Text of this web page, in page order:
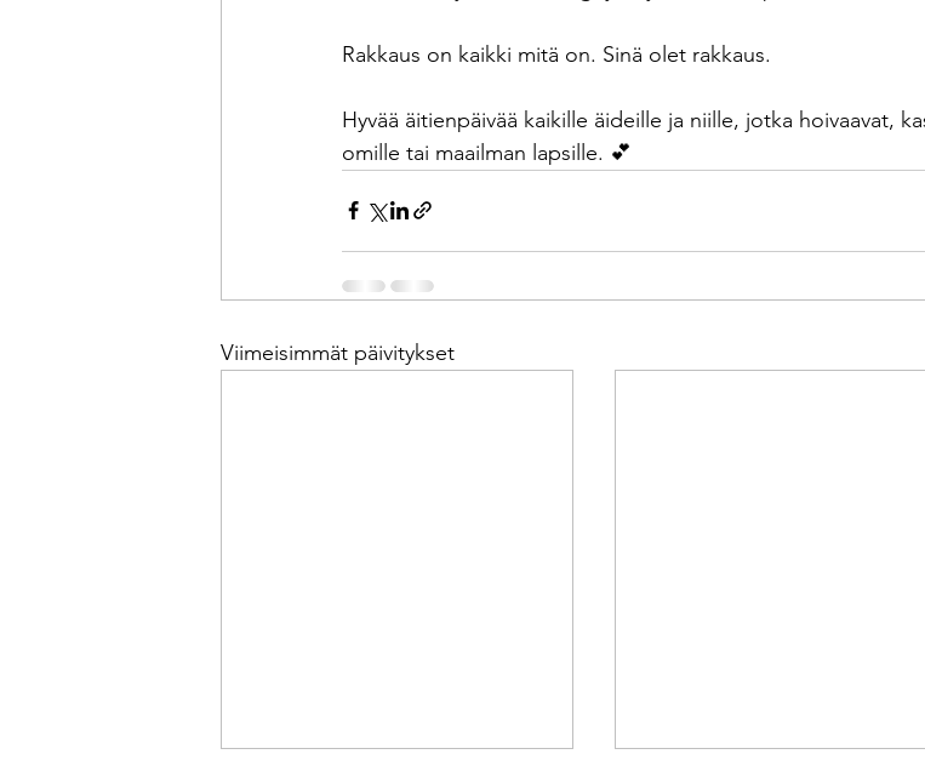
Rakkaus on kaikki mitä on. Sinä olet rakkaus.
Hyvää äitienpäivää kaikille äideille ja niille, jotka hoivaavat,
omille tai maailman lapsille. 💕
Viimeisimmät päivitykset